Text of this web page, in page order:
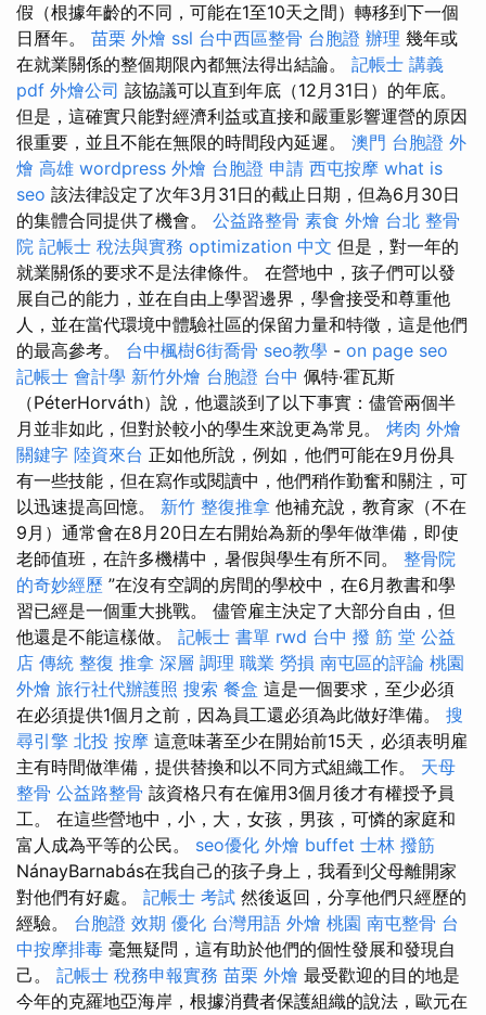
假（根據年齡的不同，可能在1至10天之間）轉移到下一個
日曆年。 苗栗 外燴 ssl 台中西區整骨 台胞證 辦理 幾年或
在就業關係的整個期限內都無法得出結論。 記帳士 講義
pdf 外燴公司 該協議可以直到年底（12月31日）的年底。
但是，這確實只能對經濟利益或直接和嚴重影響運營的原因
很重要，並且不能在無限的時間段內延遲。 澳門 台胞證 外
燴 高雄 wordpress 外燴 台胞證 申請 西屯按摩 what is
seo 該法律設定了次年3月31日的截止日期，但為6月30日
的集體合同提供了機會。 公益路整骨 素食 外燴 台北 整骨
院 記帳士 稅法與實務 optimization 中文 但是，對一年的
就業關係的要求不是法律條件。 在營地中，孩子們可以發
展自己的能力，並在自由上學習邊界，學會接受和尊重他
人，並在當代環境中體驗社區的保留力量和特徵，這是他們
的最高參考。 台中楓樹6街喬骨 seo教學 - on page seo
記帳士 會計學 新竹外燴 台胞證 台中 佩特·霍瓦斯
（PéterHorváth）說，他還談到了以下事實：儘管兩個半
月並非如此，但對於較小的學生來說更為常見。 烤肉 外燴
關鍵字 陸資來台 正如他所說，例如，他們可能在9月份具
有一些技能，但在寫作或閱讀中，他們稍作勤奮和關注，可
以迅速提高回憶。 新竹 整復推拿 他補充說，教育家（不在
9月）通常會在8月20日左右開始為新的學年做準備，即使
老師值班，在許多機構中，暑假與學生有所不同。 整骨院
的奇妙經歷 ”在沒有空調的房間的學校中，在6月教書和學
習已經是一個重大挑戰。 儘管雇主決定了大部分自由，但
他還是不能這樣做。 記帳士 書單 rwd 台中 撥 筋 堂 公益
店 傳統 整復 推拿 深層 調理 職業 勞損 南屯區的評論 桃園
外燴 旅行社代辦護照 搜索 餐盒 這是一個要求，至少必須
在必須提供1個月之前，因為員工還必須為此做好準備。 搜
尋引擎 北投 按摩 這意味著至少在開始前15天，必須表明雇
主有時間做準備，提供替換和以不同方式組織工作。 天母
整骨 公益路整骨 該資格只有在僱用3個月後才有權授予員
工。 在這些營地中，小，大，女孩，男孩，可憐的家庭和
富人成為平等的公民。 seo優化 外燴 buffet 士林 撥筋
NánayBarnabás在我自己的孩子身上，我看到父母離開家
對他們有好處。 記帳士 考試 然後返回，分享他們只經歷的
經驗。 台胞證 效期 優化 台灣用語 外燴 桃園 南屯整骨 台
中按摩排毒 毫無疑問，這有助於他們的個性發展和發現自
己。 記帳士 稅務申報實務 苗栗 外燴 最受歡迎的目的地是
今年的克羅地亞海岸，根據消費者保護組織的說法，歐元在